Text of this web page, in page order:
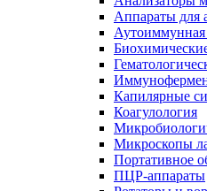
Аппараты для
Аутоиммунная
Капилярные
Коагулология
Микроскопы
Портативное
ПЦР-аппараты